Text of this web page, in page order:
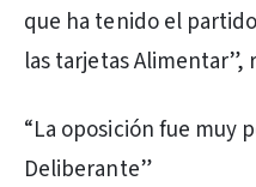
que ha tenido el
las tarjetas Alimentar”,
“La oposición fue muy
Deliberante”